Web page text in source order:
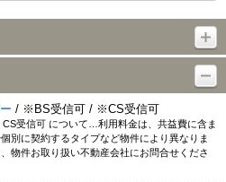
/ ※BS受信可 / ※CS受信可
受信可 について…利用料金は、共益費に含ま
別に契約するタイプなど物件により異なりま
物件お取り扱い不動産会社にお問合せくださ